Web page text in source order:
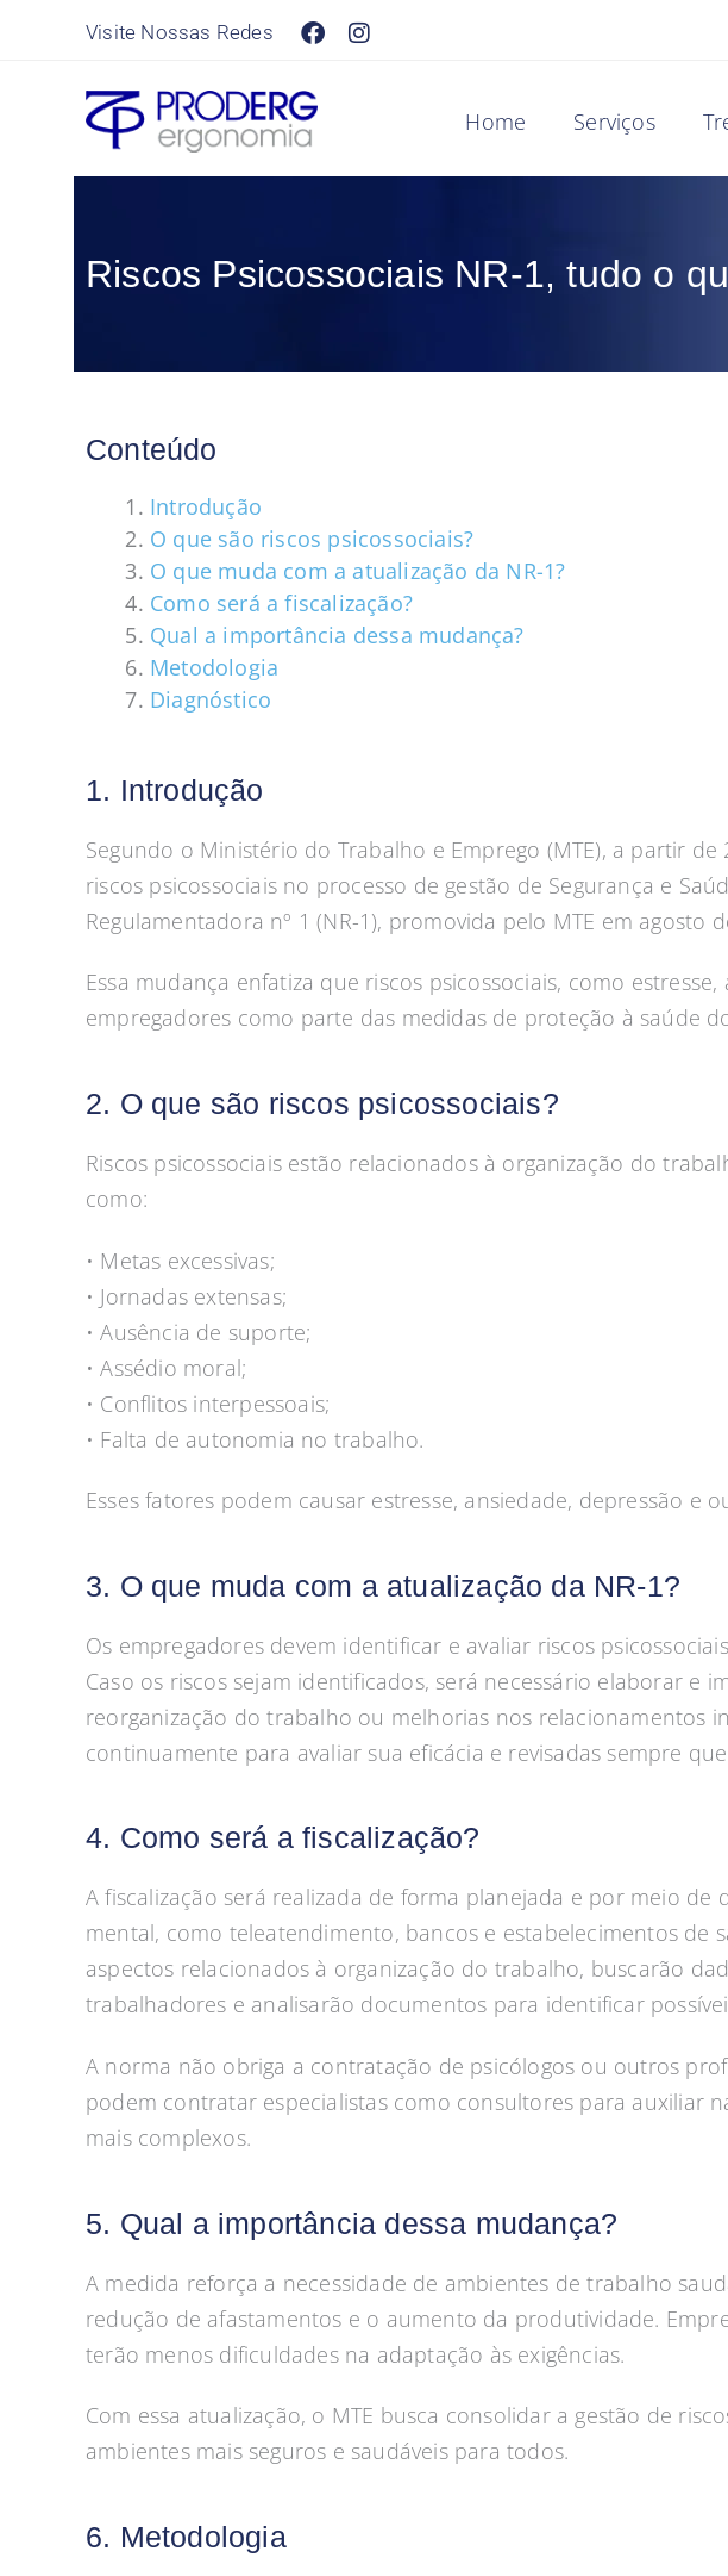
conteúdo
Visite Nossas Redes
Home Serviços
Riscos Psicossociais NR-1, tudo o
Conteúdo
Introdução
O que são riscos psicossociais?
O que muda com a atualização da NR-1?
Como será a fiscalização?
Qual a importância dessa mudança?
Metodologia
Diagnóstico
1. Introdução
Segundo o Ministério do Trabalho e Emprego (MTE), a partir
riscos psicossociais no processo de gestão de Segurança e
Regulamentadora nº 1 (NR-1), promovida pelo MTE em agosto
Essa mudança enfatiza que riscos psicossociais, como
empregadores como parte das medidas de proteção à saúde
2. O que são riscos psicossociais?
Riscos psicossociais estão relacionados à organização do
como:
• Metas excessivas;
• Jornadas extensas;
• Ausência de suporte;
• Assédio moral;
• Conflitos interpessoais;
• Falta de autonomia no trabalho.
Esses fatores podem causar estresse, ansiedade, depressão
3. O que muda com a atualização da NR-1?
Os empregadores devem identificar e avaliar riscos
Caso os riscos sejam identificados, será necessário elaborar
reorganização do trabalho ou melhorias nos relacionamentos
continuamente para avaliar sua eficácia e revisadas sempre
4. Como será a fiscalização?
A fiscalização será realizada de forma planejada e por meio
mental, como teleatendimento, bancos e estabelecimentos de
aspectos relacionados à organização do trabalho, buscarão
trabalhadores e analisarão documentos para identificar
A norma não obriga a contratação de psicólogos ou outros
podem contratar especialistas como consultores para auxiliar
mais complexos.
5. Qual a importância dessa mudança?
A medida reforça a necessidade de ambientes de trabalho
redução de afastamentos e o aumento da produtividade.
terão menos dificuldades na adaptação às exigências.
Com essa atualização, o MTE busca consolidar a gestão de
ambientes mais seguros e saudáveis para todos.
6. Metodologia